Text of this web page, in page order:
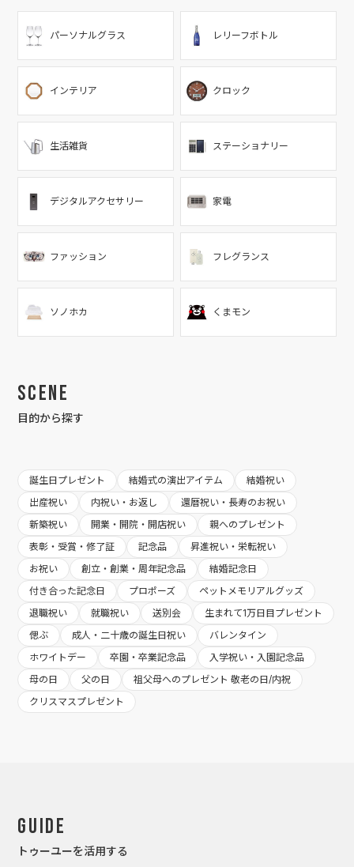
パーソナルグラス レリーフボトル
インテリア クロック
生活雑貨 ステーショナリー
デジタルアクセサリー 家電
ファッション フレグランス
ソノホカ くまモン
Scene
目的から探す
誕生日プレゼント 結婚式の演出アイテム
結婚祝い
出産祝い
内祝い・お返し
還暦祝い・長寿のお祝い
新築祝い
開業・開院・開店祝い
親へのプレゼント
表彰・受賞・修了証
記念品
昇進祝い・栄転祝い
お祝い
創立・創業・周年記念品
結婚記念日
付き合った記念日
プロポーズ
ペットメモリアルグッズ
退職祝い
就職祝い 送別会
生まれて1万日目プレゼント
偲ぶ
成人・二十歳の誕生日祝い
バレンタイン
ホワイトデー
卒園・卒業記念品
入学祝い・入園記念品
母の日
父の日
祖父母へのプレゼント 敬老の日/内祝
クリスマスプレゼント
Guide
トゥーユーを活用する